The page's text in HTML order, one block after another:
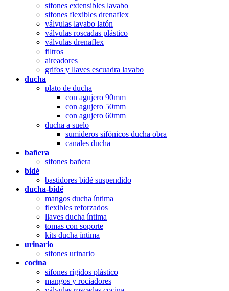
sifones extensibles lavabo
sifones flexibles drenaflex
válvulas lavabo latón
válvulas roscadas plástico
válvulas drenaflex
filtros
aireadores
grifos y llaves escuadra lavabo
ducha
plato de ducha
con agujero 90mm
con agujero 50mm
con agujero 60mm
ducha a suelo
sumideros sifónicos ducha obra
canales ducha
bañera
sifones bañera
bidé
bastidores bidé suspendido
ducha-bidé
mangos ducha íntima
flexibles reforzados
llaves ducha íntima
tomas con soporte
kits ducha íntima
urinario
sifones urinario
cocina
sifones rígidos plástico
mangos y rociadores